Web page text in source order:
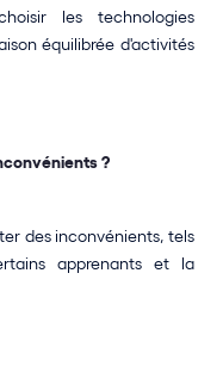
les technologies
équilibrée d'activités
?
des inconvénients, tels
apprenants et la